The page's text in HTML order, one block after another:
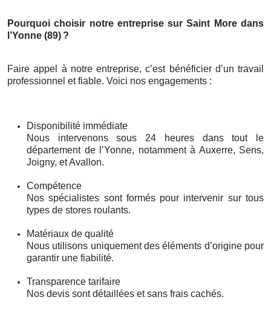
Pourquoi choisir notre entreprise sur Saint More dans
l’Yonne (89) ?
Faire appel à notre entreprise, c’est bénéficier d’un travail
professionnel et fiable. Voici nos engagements :
Disponibilité immédiate
Nous intervenons sous 24 heures dans tout le
département de l’Yonne, notamment à Auxerre, Sens,
Joigny, et Avallon.
Compétence
Nos spécialistes sont formés pour intervenir sur tous
types de stores roulants.
Matériaux de qualité
Nous utilisons uniquement des éléments d’origine pour
garantir une fiabilité.
Transparence tarifaire
Nos devis sont détaillées et sans frais cachés.